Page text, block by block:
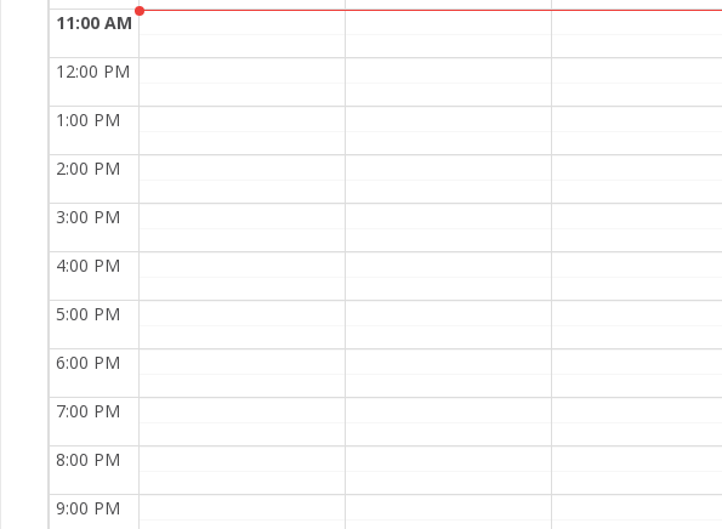
11:00 AM
12:00 PM
1:00 PM
2:00 PM
3:00 PM
4:00 PM
5:00 PM
6:00 PM
7:00 PM
8:00 PM
9:00 PM